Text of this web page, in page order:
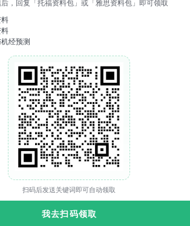
的福
篇原创内容
费参加托福/雅思/SAT真题模考
托 福98”，获得雅思成绩换算
”，获得2025年大范围预测
开始，托福考试将全面改
，回复「托福资料包」或「雅思资料包」即可领取
经预测
扫码后发送关键词即可自动领取
我去扫码领取